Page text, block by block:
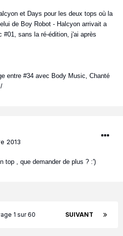
et Days pour les deux tops où la
de Boy Robot - Halcyon arrivait a
sans la ré-édition, j'ai après
entre #34 avec Body Music, Chanté
2013
top , que demander de plus ? :')
SUIVANT
1 sur 60